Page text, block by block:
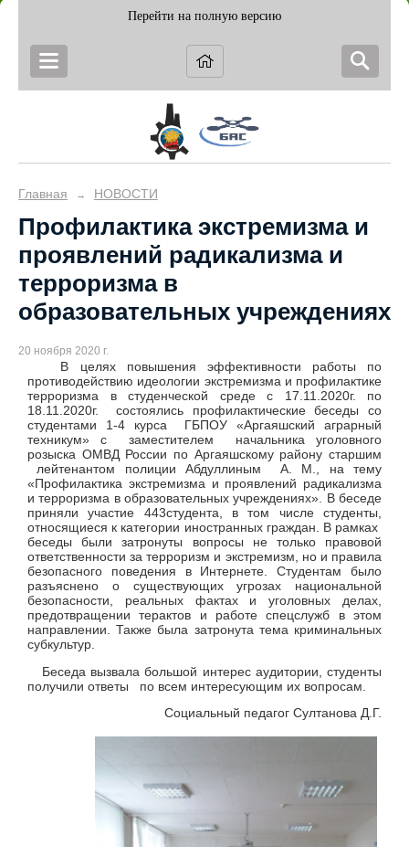
Перейти на полную версию
Главная → НОВОСТИ
Профилактика экстремизма и
проявлений радикализма и
терроризма в
образовательных учреждениях
20 ноября 2020 г.
В целях повышения эффективности работы по
противодействию идеологии экстремизма и профилактике
терроризма в студенческой среде с 17.11.2020г. по
18.11.2020г. состоялись профилактические беседы со
студентами 1-4 курса ГБПОУ «Аргаяшский аграрный
техникум» с заместителем начальника уголовного
розыска ОМВД России по Аргаяшскому району старшим
лейтенантом полиции Абдуллиным А. М., на тему
«Профилактика экстремизма и проявлений радикализма
и терроризма в образовательных учреждениях». В беседе
приняли участие 443студента, в том числе студенты,
относящиеся к категории иностранных граждан. В рамках
беседы были затронуты вопросы не только правовой
ответственности за терроризм и экстремизм, но и правила
безопасного поведения в Интернете. Студентам было
разъяснено о существующих угрозах национальной
безопасности, реальных фактах и уголовных делах,
предотвращении терактов и работе спецслужб в этом
направлении. Также была затронута тема криминальных
субкультур.
Беседа вызвала большой интерес аудитории, студенты
получили ответы по всем интересующим их вопросам.
Социальный педагог Султанова Д.Г.